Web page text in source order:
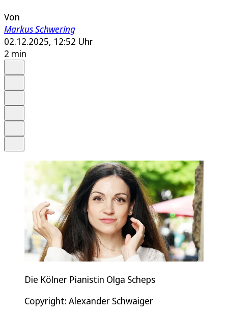
Von
Markus Schwering
02.12.2025, 12:52 Uhr
2 min
Die Kölner Pianistin Olga Scheps
Copyright: Alexander Schwaiger